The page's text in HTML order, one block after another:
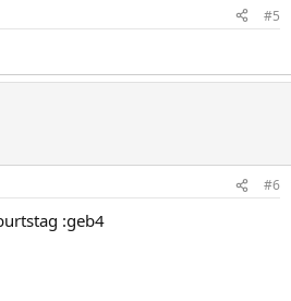
#5
#6
:geb4